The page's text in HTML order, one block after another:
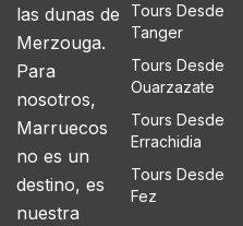
las dunas de
Merzouga.
Para
nosotros,
Marruecos
no es un
destino, es
nuestra
Tours Desde
Tanger
Tours Desde
Ouarzazate
Tours Desde
Errachidia
Tours Desde
Fez